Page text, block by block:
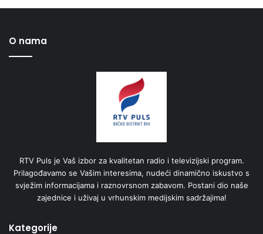
O nama
RTV Puls je Vaš izbor za kvalitetan radio i televizijski program.
Prilagođavamo se Vašim interesima, nudeći dinamično iskustvo s
svježim informacijama i raznovrsnom zabavom. Postani dio naše
zajednice i uživaj u vrhunskim medijskim sadržajima!
Kategorije